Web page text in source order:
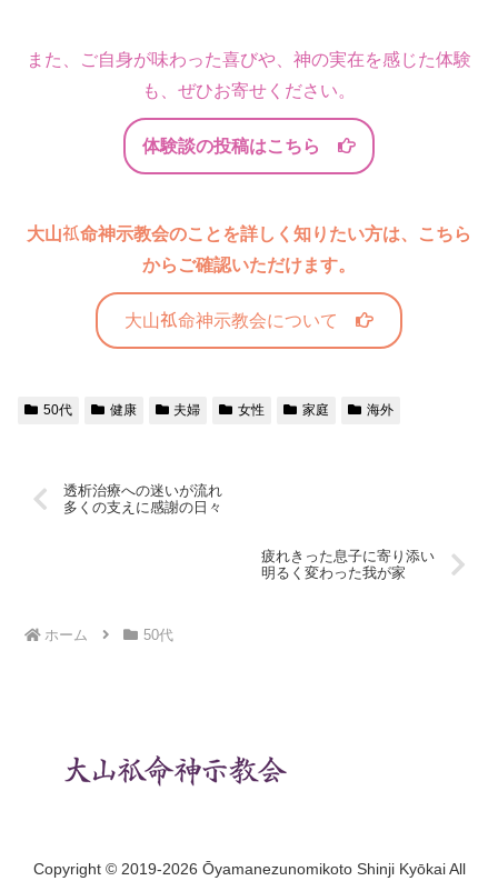
また、ご自身が味わった喜びや、神の実在を感じた体験
も、ぜひお寄せください。
体験談の投稿はこちら
大山
命神示教会のことを詳しく知りたい方は、こちら
からご確認いただけます。
大山 命神示教会について
50代 健康 夫婦 女性 家庭 海外
透析治療への迷いが流れ
多くの支えに感謝の日々
疲れきった息子に寄り添い
明るく変わった我が家
ホーム 50代
Copyright © 2019-2026 Ōyamanezunomikoto Shinji Kyōkai All